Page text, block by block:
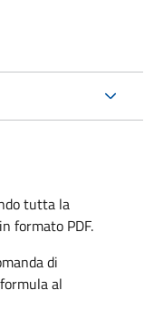
tutta la
formato PDF.
di
al